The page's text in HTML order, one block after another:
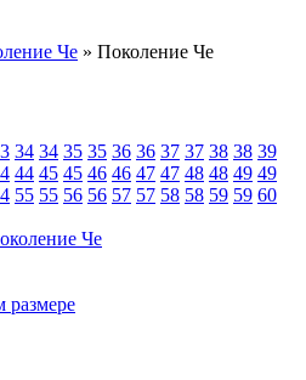
Че » Поколение Че
34 34 35 35 36 36 37 37 38 38 39
44 45 45 46 46 47 47 48 48 49 49
55 55 56 56 57 57 58 58 59 59 60